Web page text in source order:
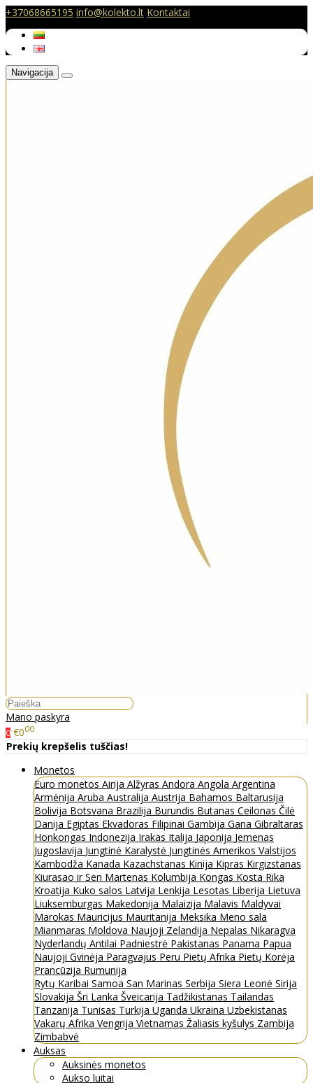
+37068665195 info@kolekto.lt Kontaktai
Navigacija
Mano paskyra
0 €000
Prekių krepšelis tuščias!
Monetos
Euro monetos Airija Alžyras Andora Angola Argentina
Armėnija Aruba Australija Austrija Bahamos Baltarusija
Bolivija Botsvana Brazilija Burundis Butanas Ceilonas Čilė
Danija Egiptas Ekvadoras Filipinai Gambija Gana Gibraltaras
Honkongas Indonezija Irakas Italija Japonija Jemenas
Jugoslavija Jungtinė Karalystė Jungtinės Amerikos Valstijos
Kambodža Kanada Kazachstanas Kinija Kipras Kirgizstanas
Kiurasao ir Sen Martenas Kolumbija Kongas Kosta Rika
Kroatija Kuko salos Latvija Lenkija Lesotas Liberija Lietuva
Liuksemburgas Makedonija Malaizija Malavis Maldyvai
Marokas Mauricijus Mauritanija Meksika Meno sala
Mianmaras Moldova Naujoji Zelandija Nepalas Nikaragva
Nyderlandų Antilai Padniestrė Pakistanas Panama Papua
Naujoji Gvinėja Paragvajus Peru Pietų Afrika Pietų Korėja
Prancūzija Rumunija
Rytų Karibai Samoa San Marinas Serbija Siera Leonė Sirija
Slovakija Šri Lanka Šveicarija Tadžikistanas Tailandas
Tanzanija Tunisas Turkija Uganda Ukraina Uzbekistanas
Vakarų Afrika Vengrija Vietnamas Žaliasis kyšulys Zambija
Zimbabvė
Auksas
Auksinės monetos
Aukso luitai